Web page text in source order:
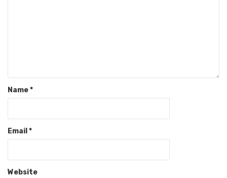
Name*
Email*
Website